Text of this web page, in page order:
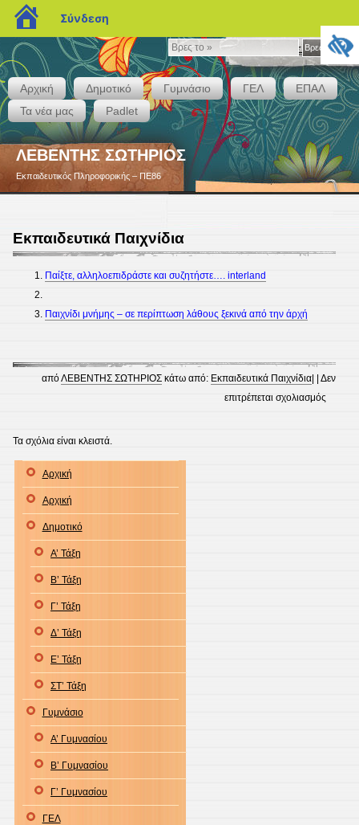
Βρες
το
»
Βρες το »
Αρχική Δημοτικό Γυμνάσιο ΓΕΛ
ΕΠΑΛ
Τα νέα μας
Padlet
ΛΕΒΕΝΤΗΣ ΣΩΤΗΡΙΟΣ
Εκπαιδευτικός Πληροφορικής – ΠΕ86
Εκπαιδευτικά Παιχνίδια
Παίξτε, αλληλοεπιδράστε και συζητήστε…. interland
Παιχνίδι μνήμης – σε περίπτωση λάθους ξεκινά από την άρχή
απόΛΕΒΕΝΤΗΣ ΣΩΤΗΡΙΟΣ κάτω από: Εκπαιδευτικά Παιχνίδια | |Δεν
επιτρέπεται σχολιασμός
Τα σχόλια είναι κλειστά.
Αρχική
Αρχική
Δημοτικό
Α’ Τάξη
Β’ Τάξη
Γ’ Τάξη
Δ’ Τάξη
Ε’ Τάξη
ΣΤ’ Τάξη
Γυμνάσιο
Α’ Γυμνασίου
Β’ Γυμνασίου
Γ’ Γυμνασίου
ΓΕΛ
blogs.sch.gr
Σύνδεση